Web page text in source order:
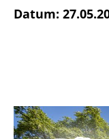
Datum: